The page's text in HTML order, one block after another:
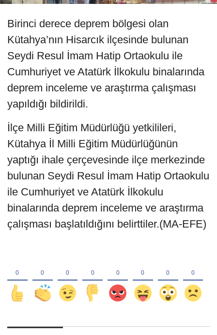
Birinci derece deprem bölgesi olan
Kütahya’nın Hisarcık ilçesinde bulunan
Seydi Resul İmam Hatip Ortaokulu ile
Cumhuriyet ve Atatürk İlkokulu binalarında
deprem inceleme ve araştırma çalışması
yapıldığı bildirildi.
İlçe Milli Eğitim Müdürlüğü yetkilileri,
Kütahya İl Milli Eğitim Müdürlüğünün
yaptığı ihale çerçevesinde ilçe merkezinde
bulunan Seydi Resul İmam Hatip Ortaokulu
ile Cumhuriyet ve Atatürk İlkokulu
binalarında deprem inceleme ve araştırma
çalışması başlatıldığını belirttiler.(MA-EFE)